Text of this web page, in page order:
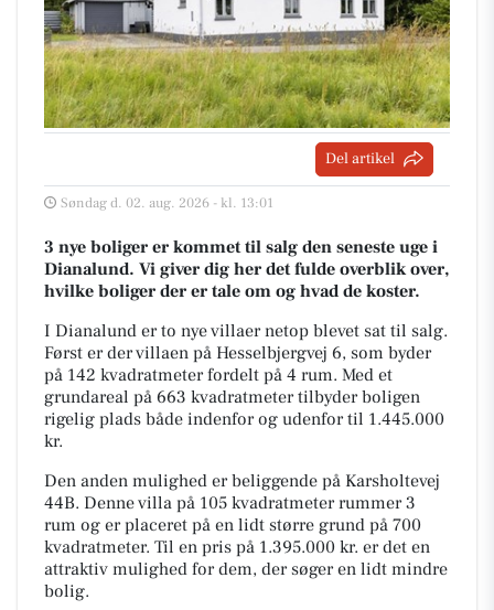
Del artikel
Søndag d. 02. aug. 2026 - kl. 13:01
3 nye boliger er kommet til salg den seneste uge i
Dianalund. Vi giver dig her det fulde overblik over,
hvilke boliger der er tale om og hvad de koster.
I Dianalund er to nye villaer netop blevet sat til salg.
Først er der villaen på Hesselbjergvej 6, som byder
på 142 kvadratmeter fordelt på 4 rum. Med et
grundareal på 663 kvadratmeter tilbyder boligen
rigelig plads både indenfor og udenfor til 1.445.000
kr.
Den anden mulighed er beliggende på Karsholtevej
44B. Denne villa på 105 kvadratmeter rummer 3
rum og er placeret på en lidt større grund på 700
kvadratmeter. Til en pris på 1.395.000 kr. er det en
attraktiv mulighed for dem, der søger en lidt mindre
bolig.